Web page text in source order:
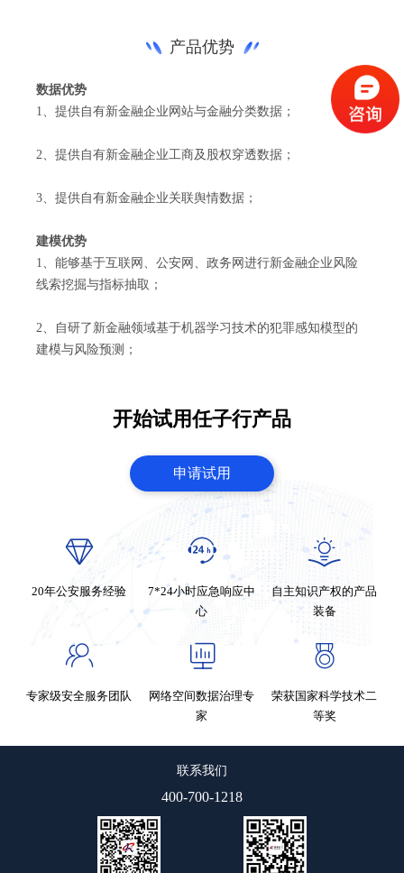
产品优势
数据优势
1、提供自有新金融企业网站与金融分类数据；
2、提供自有新金融企业工商及股权穿透数据；
3、提供自有新金融企业关联舆情数据；
建模优势
1、能够基于互联网、公安网、政务网进行新金融企业风险
线索挖掘与指标抽取；
2、自研了新金融领域基于机器学习技术的犯罪感知模型的
建模与风险预测；
开始试用任子行产品
申请试用
20年公安服务经验
7*24小时应急响应中
心
自主知识产权的产品
装备
专家级安全服务团队
网络空间数据治理专
家
荣获国家科学技术二
等奖
联系我们
400-700-1218